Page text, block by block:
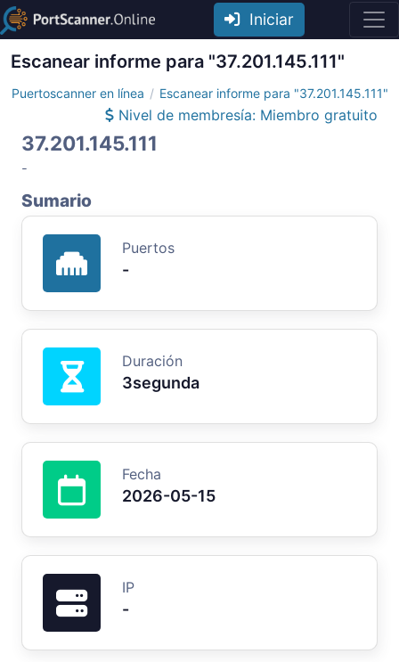
Iniciar
Escanear informe para "37.201.145.111"
Puertoscanner en línea Escanear informe para "37.201.145.111"
Nivel de membresía: Miembro gratuito
37.201.145.111
-
Sumario
Puertos
-
Duración
3segunda
Fecha
2026-05-15
IP
-